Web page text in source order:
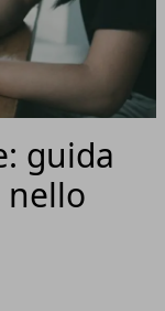
guida
nello